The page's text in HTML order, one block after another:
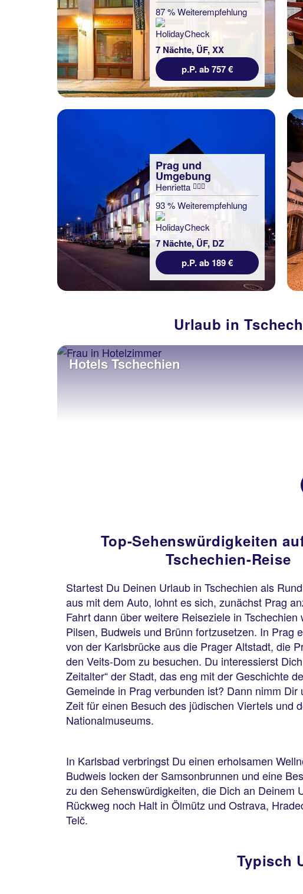
87 % Weiterempfehlung
7 Nächte, ÜF, XX
p.P. ab 757 €
Prag und
Umgebung
Henrietta
93 % Weiterempfehlung
7 Nächte, ÜF, DZ
p.P. ab 189 €
Urlaub in
Hotels Tschechien
Top-Sehenswürdigkeiten
Tschechien-Reise
Startest Du Deinen Urlaub in Tschechien als
aus mit dem Auto, lohnt es sich, zunächst Prag
Fahrt dann über weitere Reiseziele in Tschechien
Pilsen, Budweis und Brünn fortzusetzen. In Prag
von der Karlsbrücke aus die Prager Altstadt, die
den Veits-Dom zu besuchen. Du interessierst
Zeitalter“ der Stadt, das eng mit der Geschichte
Gemeinde in Prag verbunden ist? Dann nimm Dir
Zeit für einen Besuch des jüdischen Viertels und
Nationalmuseums.
In Karlsbad verbringst Du einen erholsamen
Budweis locken der Samsonbrunnen und eine
zu den Sehenswürdigkeiten, die Dich an Deinem
Rückweg noch Halt in Ölmütz und Ostrava,
Telč.
Typisch